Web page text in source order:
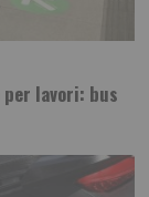
lavori: bus